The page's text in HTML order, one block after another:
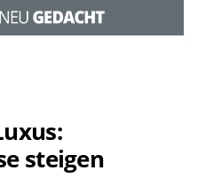
steigen